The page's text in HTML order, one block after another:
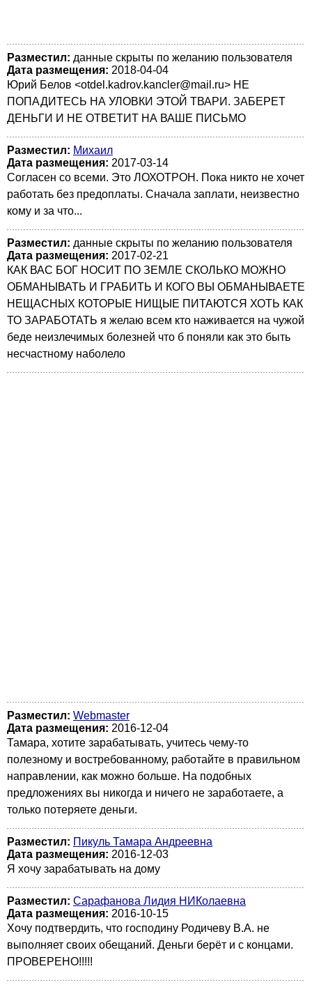
Разместил: данные скрыты по желанию пользователя
Дата размещения: 2018-04-04
Юрий Белов <otdel.kadrov.kancler@mail.ru> НЕ
ПОПАДИТЕСЬ НА УЛОВКИ ЭТОЙ ТВАРИ. ЗАБЕРЕТ
ДЕНЬГИ И НЕ ОТВЕТИТ НА ВАШЕ ПИСЬМО
Разместил: Михаил
Дата размещения: 2017-03-14
Согласен со всеми. Это ЛОХОТРОН. Пока никто не хочет
работать без предоплаты. Сначала заплати, неизвестно
кому и за что...
Разместил: данные скрыты по желанию пользователя
Дата размещения: 2017-02-21
КАК ВАС БОГ НОСИТ ПО ЗЕМЛЕ СКОЛЬКО МОЖНО
ОБМАНЫВАТЬ И ГРАБИТЬ И КОГО ВЫ ОБМАНЫВАЕТЕ
НЕЩАСНЫХ КОТОРЫЕ НИЩЫЕ ПИТАЮТСЯ ХОТЬ КАК
ТО ЗАРАБОТАТЬ я желаю всем кто наживается на чужой
беде неизлечимых болезней что б поняли как это быть
несчастному наболело
Разместил: Webmaster
Дата размещения: 2016-12-04
Тамара, хотите зарабатывать, учитесь чему-то
полезному и востребованному, работайте в правильном
направлении, как можно больше. На подобных
предложениях вы никогда и ничего не заработаете, а
только потеряете деньги.
Разместил: Пикуль Тамара Андреевна
Дата размещения: 2016-12-03
Я хочу зарабатывать на дому
Разместил: Сарафанова Лидия НИКолаевна
Дата размещения: 2016-10-15
Хочу подтвердить, что господину Родичеву В.А. не
выполняет своих обещаний. Деньги берёт и с концами.
ПРОВЕРЕНО!!!!!